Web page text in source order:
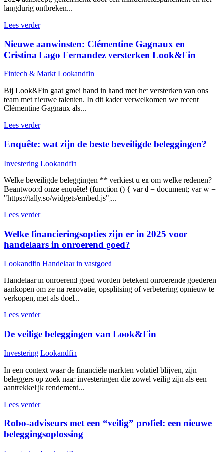
langdurig ontbreken...
Lees verder
Nieuwe aanwinsten: Clémentine Gagnaux en
Cristina Lago Fernandez versterken Look&Fin
Fintech & Markt Lookandfin
Bij Look&Fin gaat groei hand in hand met het versterken van ons
team met nieuwe talenten. In dit kader verwelkomen we recent
Clémentine Gagnaux als...
Lees verder
Enquête: wat zijn de beste beveiligde beleggingen?
Investering Lookandfin
Welke beveiligde beleggingen ** verkiest u en om welke redenen?
Beantwoord onze enquête! (function () { var d = document; var w =
"https://tally.so/widgets/embed.js";...
Lees verder
Welke financieringsopties zijn er in 2025 voor
handelaars in onroerend goed?
Lookandfin Handelaar in vastgoed
Handelaar in onroerend goed worden betekent onroerende goederen
aankopen om ze na renovatie, opsplitsing of verbetering opnieuw te
verkopen, met als doel...
Lees verder
De veilige beleggingen van Look&Fin
Investering Lookandfin
In een context waar de financiële markten volatiel blijven, zijn
beleggers op zoek naar investeringen die zowel veilig zijn als een
aantrekkelijk rendement...
Lees verder
Robo-adviseurs met een “veilig” profiel: een nieuwe
beleggingsoplossing